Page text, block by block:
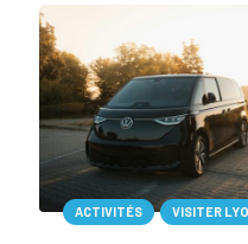
ACTIVITÉS VISITER